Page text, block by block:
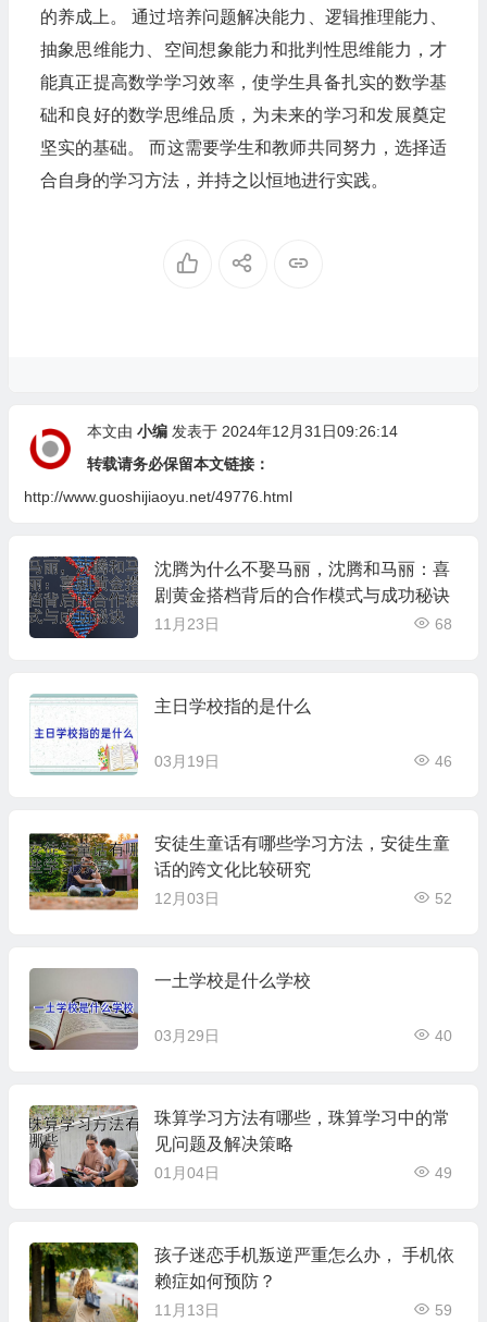
的养成上。 通过培养问题解决能力、逻辑推理能力、
抽象思维能力、空间想象能力和批判性思维能力，才
能真正提高数学学习效率，使学生具备扎实的数学基
础和良好的数学思维品质，为未来的学习和发展奠定
坚实的基础。 而这需要学生和教师共同努力，选择适
合自身的学习方法，并持之以恒地进行实践。
本文由 小编发表于 2024年12月31日09:26:14
转载请务必保留本文链接：
http://www.guoshijiaoyu.net/49776.html
沈腾为什么不娶马丽，沈腾和马丽：喜
剧黄金搭档背后的合作模式与成功秘诀
11月23日 68
主日学校指的是什么
03月19日 46
安徒生童话有哪些学习方法，安徒生童
话的跨文化比较研究
12月03日 52
一土学校是什么学校
03月29日 40
珠算学习方法有哪些，珠算学习中的常
见问题及解决策略
01月04日 49
孩子迷恋手机叛逆严重怎么办， 手机依
赖症如何预防？
11月13日 59